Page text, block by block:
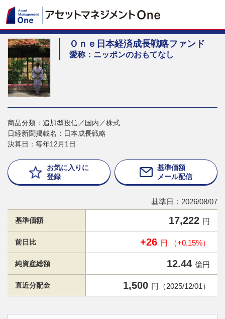
Ｏｎｅ日本経済成長戦略ファンド
愛称：ニッポンのおもてなし
商品分類：追加型投信／国内／株式
日経新聞掲載名：日本成長戦略
決算日：毎年12月1日
お気に入りに
登録
基準価額
メール配信
基準日：2026/08/07
基準価額 17,222 円
前日比 +26 円 （+0.15%）
純資産総額 12.44 億円
直近分配金 1,500 円（2025/12/01）